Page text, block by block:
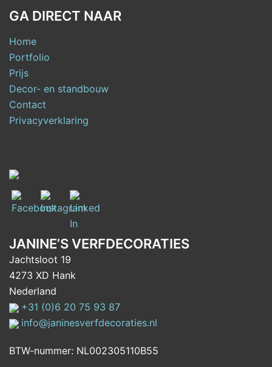
GA DIRECT NAAR
Home
Portfolio
Prijs
Decor- en standbouw
Contact
Privacyverklaring
JANINE’S VERFDECORATIES
Jachtsloot 19
4273 XD Hank
Nederland
+31 (0)6 20 75 93 87
info@janinesverfdecoraties.nl
BTW-nummer: NL002305110B55